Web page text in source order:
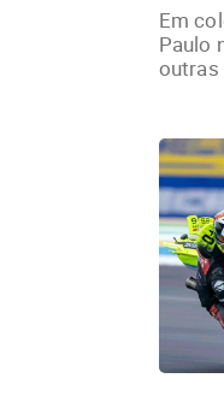
Em
Paulo
outras